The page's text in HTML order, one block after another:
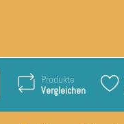
Produkte
Vergleichen